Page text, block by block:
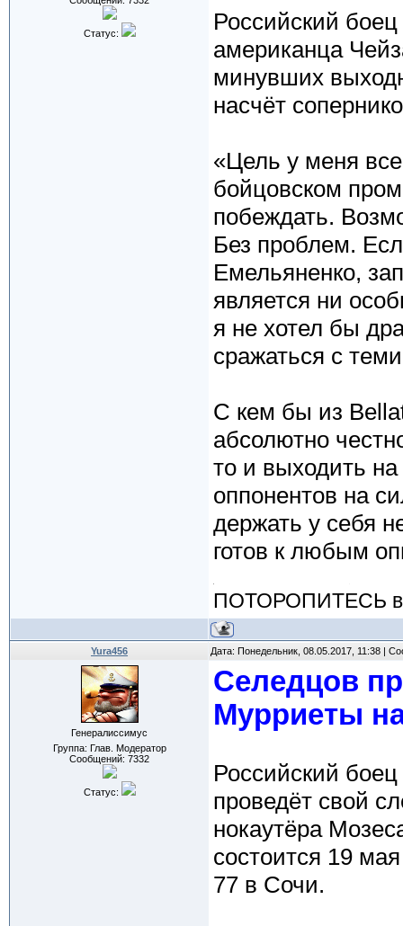
Статус:
Российский
американца
минувших
насчёт
«Цель у меня
бойцовском
побеждать.
Без проблем.
Емельяненко,
является ни
я не хотел бы
сражаться с
С кем бы из
абсолютно
то и выходить
оппонентов на
держать у себя
готов к любым
ПОТОРОПИТЕСЬ
Yura456 Дата: Понедельник, 08.05.2017, 11:38 |
Генералиссимус
Группа: Глав. Модератор
Сообщений: 7332
Статус:
Селедцов
Мурриеты
Российский
проведёт свой
нокаутёра
состоится 19
77 в Сочи.